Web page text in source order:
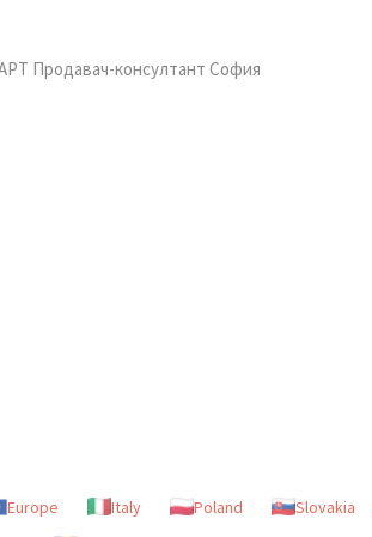
Продавач-консултант София
Europe Italy Poland Slovakia